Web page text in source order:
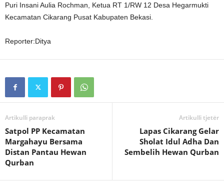
Puri Insani Aulia Rochman, Ketua RT 1/RW 12 Desa Hegarmukti
Kecamatan Cikarang Pusat Kabupaten Bekasi.
Reporter:Ditya
Artikulli paraprak
Satpol PP Kecamatan
Margahayu Bersama
Distan Pantau Hewan
Qurban
Artikulli tjetër
Lapas Cikarang Gelar
Sholat Idul Adha Dan
Sembelih Hewan Qurban